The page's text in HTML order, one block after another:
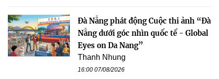
Đà Nẵng phát động Cuộc thi ảnh “Đà
Nẵng dưới góc nhìn quốc tế - Global
Eyes on Da Nang”
Thanh Nhung
16:00 07/08/2026